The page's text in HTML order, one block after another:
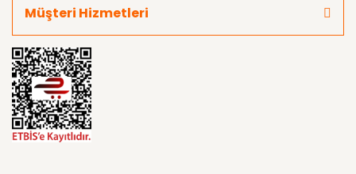
Müşteri Hizmetleri